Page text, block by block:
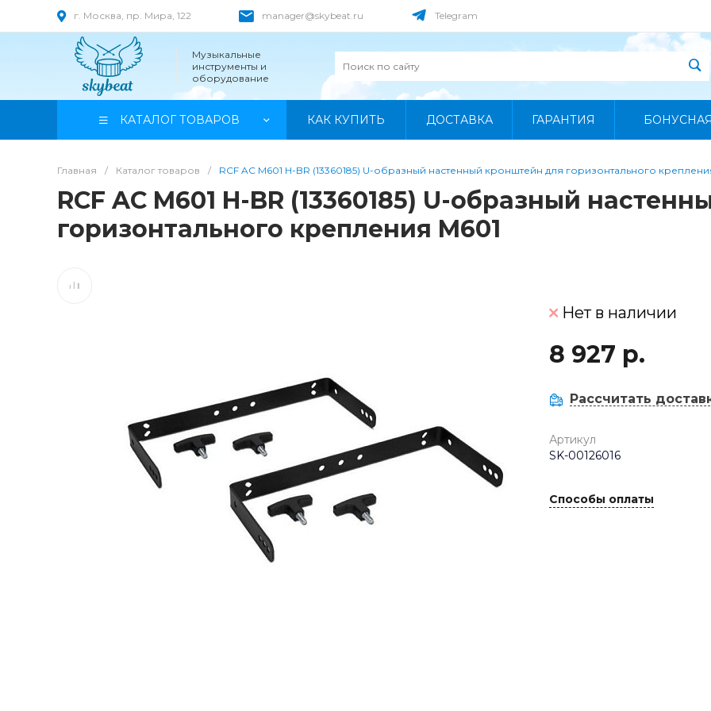
г. Москва, пр. Мира, 122 manager@skybeat.ru Telegram
Музыкальные
инструменты и
оборудование
КАТАЛОГ ТОВАРОВ КАК КУПИТЬ ДОСТАВКА ГАРАНТИЯ
Главная / Каталог товаров / RCF AC M601 H-BR (13360185) U-образный настенный кронштейн для горизонтального
RCF AC M601 H-BR (13360185) U-образный
горизонтального крепления M601
Нет в наличии
8 927 р.
Рассчитать
Артикул
SK-00126016
Способы оплаты